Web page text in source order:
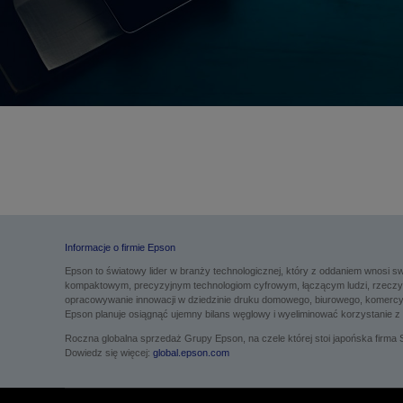
Informacje o firmie Epson
Epson to światowy lider w branży technologicznej, który z oddaniem wnosi
kompaktowym, precyzyjnym technologiom cyfrowym, łączącym ludzi,
opracowywanie innowacji w dziedzinie druku domowego, biurowego,
Epson planuje osiągnąć ujemny bilans węglowy i wyeliminować korzystanie
Roczna globalna sprzedaż Grupy Epson, na czele której stoi japońska firma
Dowiedz się więcej: global.epson.com